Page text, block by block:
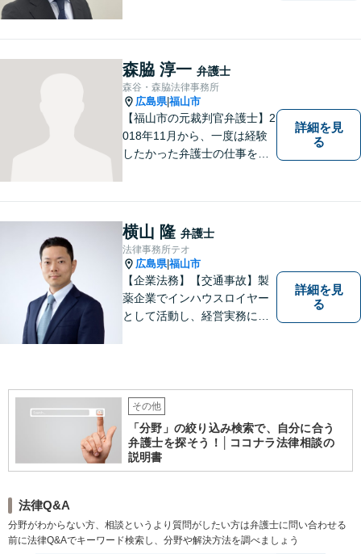
森脇 淳一 弁護士
森谷・森脇法律事務所
広島県|福山市
【福山市の元裁判官弁護士】2
018年11月から、一度は経験
したかった弁護士の仕事を始
担当した経験を生かして、裁
判に関わらざるを得なくなっ
た方の助けになりたいと思っ
ています。
詳細を見
る
横山 隆 弁護士
法律事務所テオ
広島県|福山市
【企業法務】【交通事故】製
薬企業でインハウスロイヤー
として活動し、経営実務に深
詳細を見
る
その他
「分野」の絞り込み検索で、自分に合う
弁護士を探そう！│ココナラ法律相談の
説明書
法律Q&A
分野がわからない方、相談というより質問がしたい方は弁護士に問い合わせる
前に法律Q&Aでキーワード検索し、分野や解決方法を調べましょう